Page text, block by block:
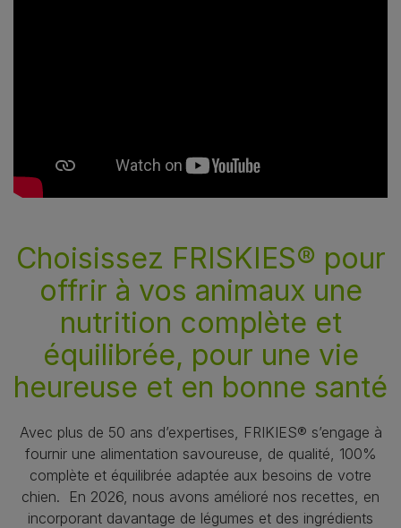
Choisissez FRISKIES® pour
offrir à vos animaux une
nutrition complète et
équilibrée, pour une vie
heureuse et en bonne santé
Avec plus de 50 ans d’expertises, FRIKIES® s’engage à
fournir une alimentation savoureuse, de qualité, 100%
complète et équilibrée adaptée aux besoins de votre
chien. En 2026, nous avons amélioré nos recettes, en
incorporant davantage de légumes et des ingrédients